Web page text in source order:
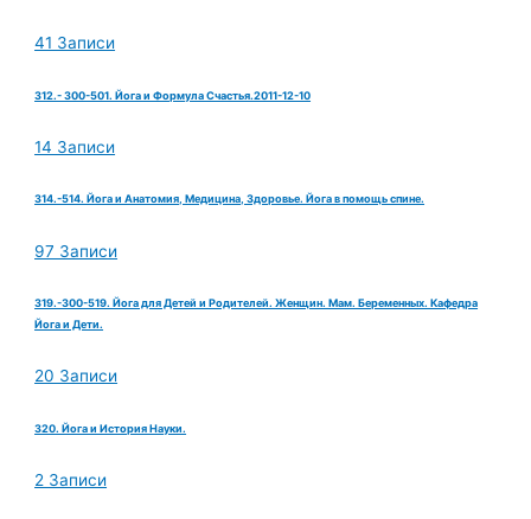
41 Записи
312.- 300-501. Йога и Формула Счастья.2011-12-10
14 Записи
314.-514. Йога и Анатомия, Медицина, Здоровье. Йога в помощь спине.
97 Записи
319.-300-519. Йога для Детей и Родителей. Женщин. Мам. Беременных. Кафедра
Йога и Дети.
20 Записи
320. Йога и История Науки.
2 Записи